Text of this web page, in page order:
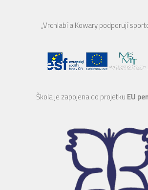
„Vrchlabí a Kowary podporují
Škola je zapojena do projetku EU